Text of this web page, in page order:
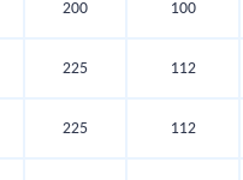
200 100
225 112
225 112